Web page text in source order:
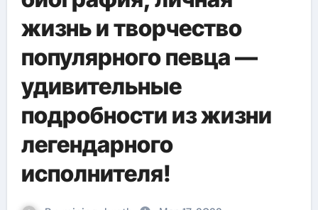
жизнь и творчество
популярного певца —
удивительные
подробности из жизни
легендарного
исполнителя!